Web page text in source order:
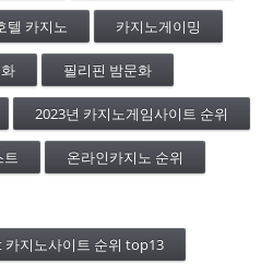
텔 카지노 카지노게이밍
필리핀 밤문화
2023년 카지노게임사이트 순위
트 온라인카지노 순위
지노사이트 순위 top13